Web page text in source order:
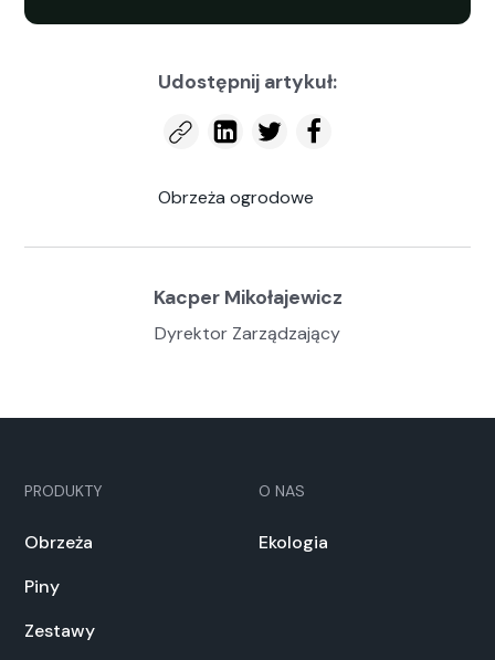
Udostępnij artykuł:
Obrzeża ogrodowe
Kacper Mikołajewicz
Dyrektor Zarządzający
PRODUKTY
Obrzeża
Piny
Zestawy
O NAS
Ekologia